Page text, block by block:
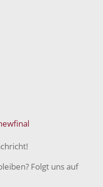
Folgt uns auf